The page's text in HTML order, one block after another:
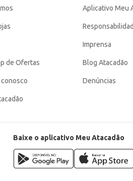
de Ofertas
Aplicativo Meu
Imprensa
Blog Atacadão
Denúncias
Baixe o aplicativo Meu Atacadão